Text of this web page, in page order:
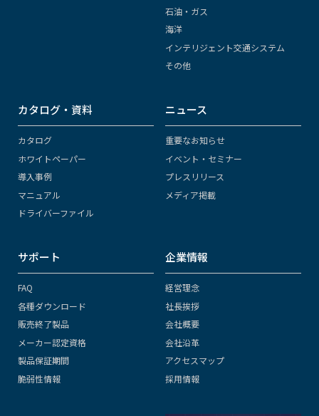
石油・ガス
海洋
インテリジェント交通システム
その他
カタログ・資料
カタログ
ホワイトペーパー
導入事例
マニュアル
ドライバーファイル
ニュース
重要なお知らせ
イベント・セミナー
プレスリリース
メディア掲載
サポート
FAQ
各種ダウンロード
販売終了製品
メーカー認定資格
製品保証期間
脆弱性情報
企業情報
経営理念
社長挨拶
会社概要
会社沿革
アクセスマップ
採用情報